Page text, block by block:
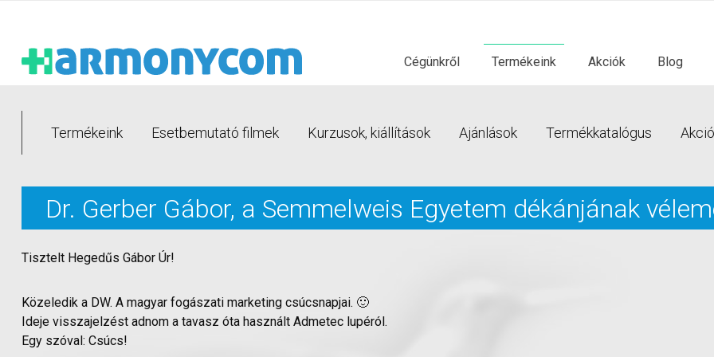
Cégünkről Termékeink Akciók Blog
Termékeink Esetbemutató filmek Kurzusok, kiállítások Ajánlások Termékkatalógus
Dr. Gerber Gábor, a Semmelweis Egyetem dékánjának
Tisztelt Hegedűs Gábor Úr!
Közeledik a DW. A magyar fogászati marketing csúcsnapjai. 🙂
Ideje visszajelzést adnom a tavasz óta használt Admetec lupéról.
Egy szóval: Csúcs!